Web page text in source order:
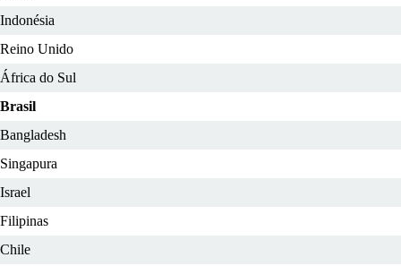
Indonésia
Reino Unido
África do Sul
Brasil
Bangladesh
Singapura
Israel
Filipinas
Chile